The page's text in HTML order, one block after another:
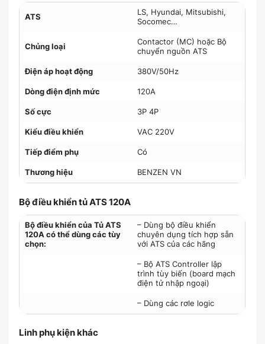
ATS
LS, Hyundai, Mitsubishi,
Socomec…
Chủng loại
Contactor (MC) hoặc Bộ
chuyển nguồn ATS
Điện áp hoạt động 380V/50Hz
Dòng điện định mức 120A
Số cực 3P 4P
Kiểu điều khiển VAC 220V
Tiếp điểm phụ Có
Thương hiệu BENZEN VN
Bộ điều khiển tủ ATS 120A
Bộ điều khiển của Tủ ATS
120A có thể dùng các tùy
chọn:
– Dùng bộ điều khiển
chuyên dụng tích hợp sẵn
với ATS của các hãng
– Bộ ATS Controller lập
trình tùy biến (board mạch
điện tử nhập ngoại)
– Dùng các rơle logic
Linh phụ kiện khác